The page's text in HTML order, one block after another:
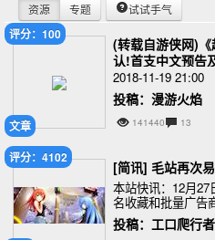
资源 专题 试试手气
文章
评分：100
(转载自游侠网)
认!首支中文预告
2018-11-19
投稿：漫游火焰
141440 13
评分：4102
[简讯] 毛站再次
本站快讯：12月
名收藏和批量广告
或为对方带来广告
投稿：工口爬行者